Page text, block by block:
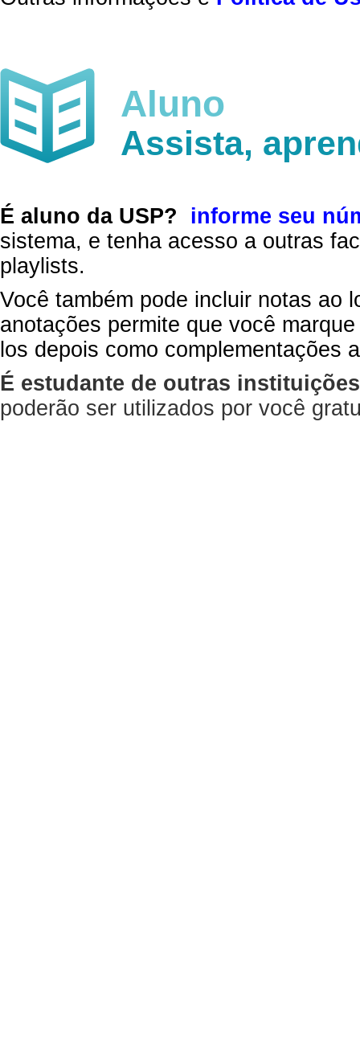
Aluno
Assista,
É aluno da USP?
informe seu
sistema, e tenha acesso a outras
playlists.
Você também pode incluir notas ao
anotações permite que você
los depois como complementações
É estudante de outras
poderão ser utilizados por você